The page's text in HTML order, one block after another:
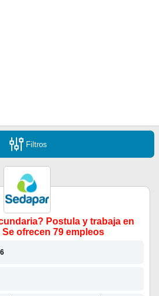
Filtros
Postula y trabaja en
Se ofrecen 79 empleos